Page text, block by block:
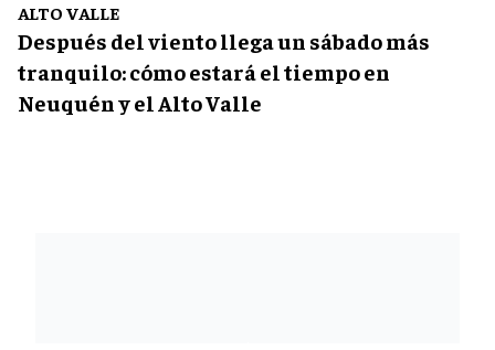
ALTO VALLE
Después del viento llega un sábado más
tranquilo: cómo estará el tiempo en
Neuquén y el Alto Valle